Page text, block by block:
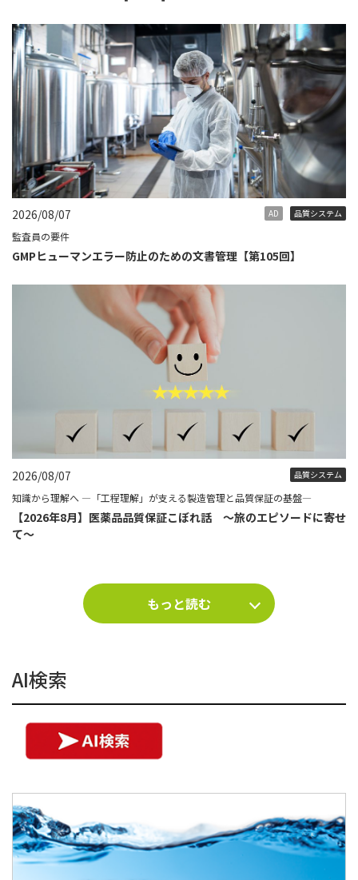
2026/08/07 AD 品質システム
監査員の要件
GMPヒューマンエラー防止のための文書管理【第105回】
2026/08/07 品質システム
知識から理解へ ―「工程理解」が支える製造管理と品質保証の基盤―
【2026年8月】医薬品品質保証こぼれ話 ～旅のエピソードに寄せ
て～
もっと読む
AI検索